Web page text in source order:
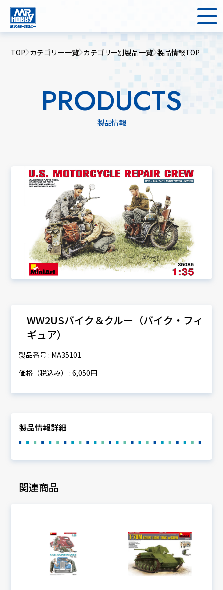
TOP カテゴリー一覧 カテゴリー別製品一覧 製品情報TOP
PRODUCTS
製品情報
WW2USバイク＆クルー（バイク・フィ
ギュア）
製品番号 : MA35101
価格（税込み） : 6,050円
製品情報詳細
関連商品